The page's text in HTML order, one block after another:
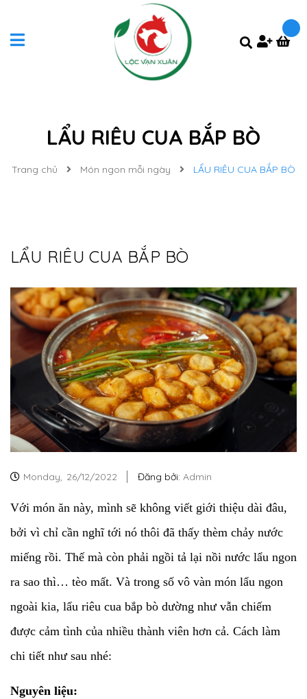
LẨU RIÊU CUA BẮP BÒ
Trang chủ Món ngon mỗi ngày LẨU RIÊU CUA BẮP BÒ
LẨU RIÊU CUA BẮP BÒ
Monday, 26/12/2022 Đăng bởi: Admin
Với món ăn này, mình sẽ không viết giới thiệu dài đâu,
bởi vì chỉ cần nghĩ tới nó thôi đã thấy thèm chảy nước
miếng rồi. Thế mà còn phải ngồi tả lại nồi nước lẩu ngon
ra sao thì… tèo mất. Và trong số vô vàn món lẩu ngon
ngoài kia, lẩu riêu cua bắp bò dường như vẫn chiếm
được cảm tình của nhiều thành viên hơn cả. Cách làm
chi tiết như sau nhé:
Nguyên liệu: